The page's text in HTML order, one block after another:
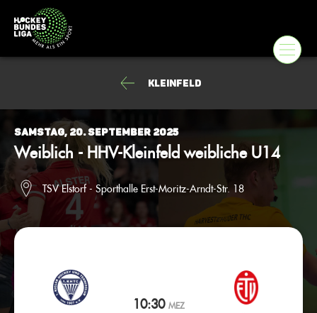
Kleinfeld
Samstag, 20. September 2025
Weiblich - HHV-Kleinfeld weibliche U14
TSV Elstorf - Sporthalle Erst-Moritz-Arndt-Str. 18
10:30 MEZ